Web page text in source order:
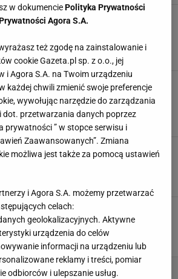
ostatnie sztuki - Media Expert
10/10
DO KAWY MEDIA EXPERT PHILIPS
wymiesza i wyrobi ciasto - to cacko
Bosch przeceniono prawie o 400 zł.
14 sztuk
MIKSER PROMOCJE ROBOT KUCHENNY
przecenia hity. Fotel w stylu
kupisz teraz aż o 50% taniej
pościel z falbanami już na
w JYSKU - teraz jest tańsza o 45%
KOMPLET POŚCIELI POŚCIEL PROMOCJE
w dokumenciePolityka Prywatności
Agora S.A.
też zgodę na zainstalowanie i
cookie Gazeta.pl sp. z o.o., jej
i Agora S.A. na Twoim urządzeniu
każdej chwili zmienić swoje preferencje
wywołując narzędzie do zarządzania
dot. przetwarzania danych poprzez
prywatności ” w stopce serwisu i
Zaawansowanych”. Zmiana
możliwa jest także za pomocą ustawień
i Agora S.A. możemy przetwarzać
celach:
geolokalizacyjnych. Aktywne
urządzenia do celów
informacji na urządzeniu lub
reklamy i treści, pomiar
odbiorców i ulepszanie usług.